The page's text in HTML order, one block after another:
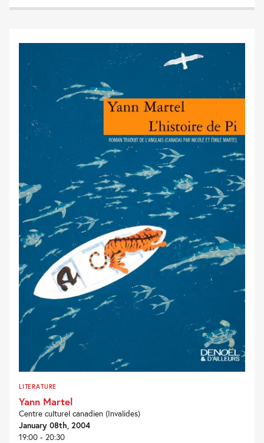
LITERATURE
Yann Martel
Centre culturel canadien (Invalides)
January 08th, 2004
19:00 - 20:30